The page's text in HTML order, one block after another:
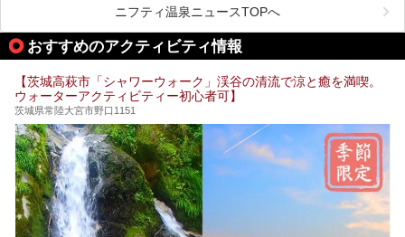
紅葉シーズンを迎えた11月は、より多くの人に絶景入浴を
楽しんでもらえるよう、「紅葉祭」をはじめ、さまざまなサ
ービスやイベントが実施されます。
※2024年の紅葉祭は終了いたしました。
ニフティ温泉ニュースTOPへ
おすすめのアクティビティ情報
【茨城高萩市「シャワーウォーク」渓谷の清流で涼と癒を満喫。
ウォーターアクティビティー初心者可】
茨城県常陸大宮市野口1151